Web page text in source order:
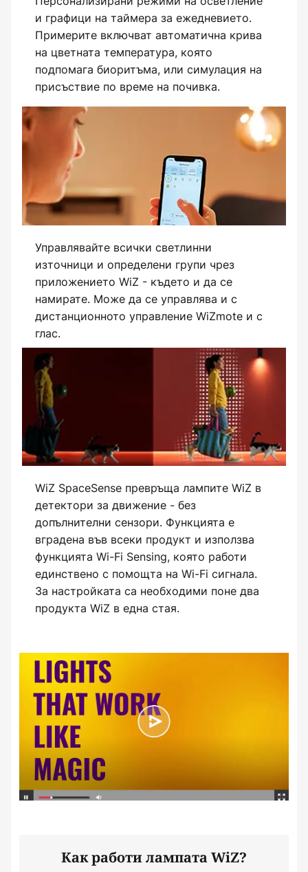
и графици на таймера за ежедневието.
Примерите включват автоматична крива
на цветната температура, която
подпомага биоритъма, или симулация на
присъствие по време на почивка.
Управлявайте всички светлинни
източници и определени групи чрез
приложението WiZ - където и да се
намирате. Може да се управлява и с
дистанционното управление WiZmote и с
глас.
WiZ SpaceSense превръща лампите WiZ в
детектори за движение - без
допълнителни сензори. Функцията е
вградена във всеки продукт и използва
функцията Wi-Fi Sensing, която работи
единствено с помощта на Wi-Fi сигнала.
За настройката са необходими поне два
продукта WiZ в една стая.
Как работи лампата WiZ?